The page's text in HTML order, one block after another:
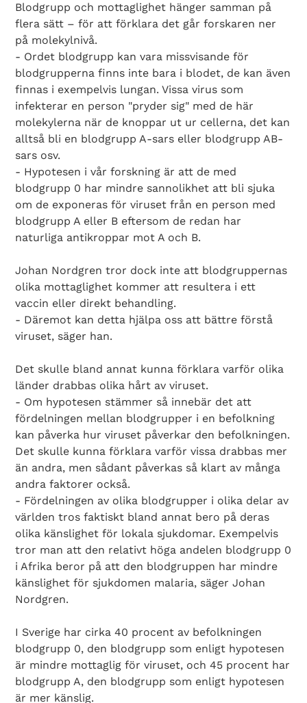
Blodgrupp och mottaglighet hänger samman på
flera sätt – för att förklara det går forskaren ner
på molekylnivå.
- Ordet blodgrupp kan vara missvisande för
blodgrupperna finns inte bara i blodet, de kan även
finnas i exempelvis lungan. Vissa virus som
infekterar en person "pryder sig" med de här
molekylerna när de knoppar ut ur cellerna, det kan
alltså bli en blodgrupp A-sars eller blodgrupp AB-
sars osv.
- Hypotesen i vår forskning är att de med
blodgrupp 0 har mindre sannolikhet att bli sjuka
om de exponeras för viruset från en person med
blodgrupp A eller B eftersom de redan har
naturliga antikroppar mot A och B.
Johan Nordgren tror dock inte att blodgruppernas
olika mottaglighet kommer att resultera i ett
vaccin eller direkt behandling.
- Däremot kan detta hjälpa oss att bättre förstå
viruset, säger han.
Det skulle bland annat kunna förklara varför olika
länder drabbas olika hårt av viruset.
- Om hypotesen stämmer så innebär det att
fördelningen mellan blodgrupper i en befolkning
kan påverka hur viruset påverkar den befolkningen.
Det skulle kunna förklara varför vissa drabbas mer
än andra, men sådant påverkas så klart av många
andra faktorer också.
- Fördelningen av olika blodgrupper i olika delar av
världen tros faktiskt bland annat bero på deras
olika känslighet för lokala sjukdomar. Exempelvis
tror man att den relativt höga andelen blodgrupp 0
i Afrika beror på att den blodgruppen har mindre
känslighet för sjukdomen malaria, säger Johan
Nordgren.
I Sverige har cirka 40 procent av befolkningen
blodgrupp 0, den blodgrupp som enligt hypotesen
är mindre mottaglig för viruset, och 45 procent har
blodgrupp A, den blodgrupp som enligt hypotesen
är mer känslig.